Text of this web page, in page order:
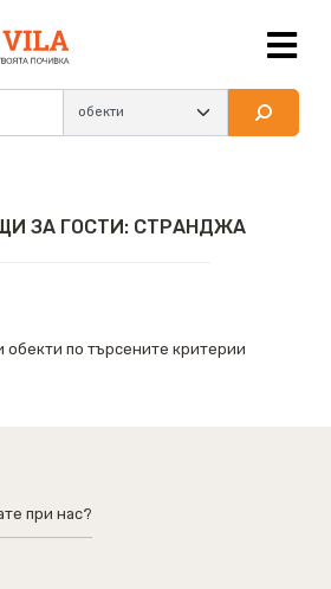
ЗА ГОСТИ: СТРАНДЖА
по търсените критерии
при нас?